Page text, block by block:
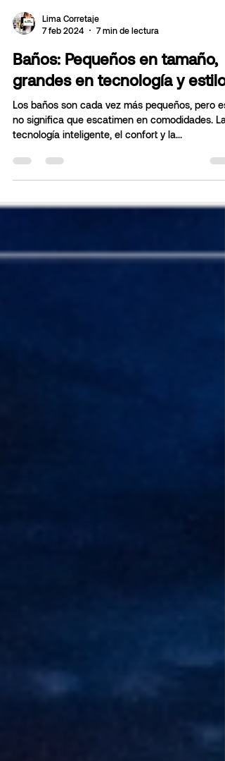
7 feb 2024
7 min de lectura
Baños: Pequeños en tamaño,
grandes en tecnología y estilo
Los baños son cada vez más pequeños, pero
no significa que escatimen en comodidades. La
tecnología inteligente, el confort y la...